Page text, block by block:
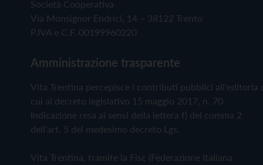
Società Cooperativa
Via Monsignor Endrici, 14 – 38122 Trento
P.IVA e C.F. 00199960220
Amministrazione trasparente
Vita Trentina percepisce i contributi pubblici all'editoria
cui al decreto legislativo 15 maggio 2017, n. 70.
Indicazione resa ai sensi della lettera f) del comma 2
dell'art. 5 del medesimo decreto Lgs.
Vita Trentina, tramite la Fisc (Federazione Italiana